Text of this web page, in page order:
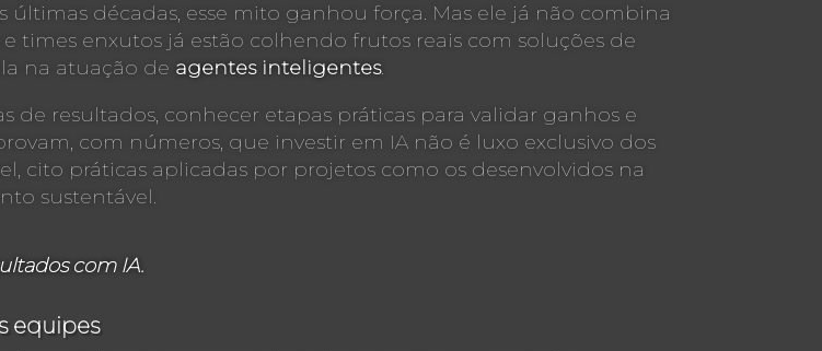
décadas, esse mito ganhou força. Mas ele já não combina
times enxutos já estão colhendo frutos reais com soluções de
na atuação de agentes inteligentes.
de resultados, conhecer etapas práticas para validar ganhos e
com números, que investir em IA não é luxo exclusivo dos
cito práticas aplicadas por projetos como os desenvolvidos na
sustentável.
com IA.
equipes